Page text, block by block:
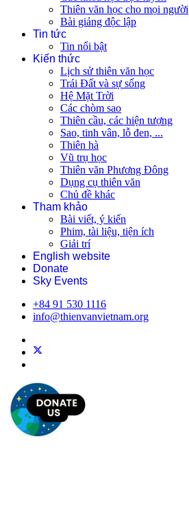
Thiên văn học cho mọi người
Bài giảng độc lập
Tin tức
Tin nổi bật
Kiến thức
Lịch sử thiên văn học
Trái Đất và sự sống
Hệ Mặt Trời
Các chòm sao
Thiên cầu, các hiện tượng
Sao, tinh vân, lỗ đen, ...
Thiên hà
Vũ trụ học
Thiên văn Phương Đông
Dụng cụ thiên văn
Chủ đề khác
Tham khảo
Bài viết, ý kiến
Phim, tài liệu, tiện ích
Giải trí
English website
Donate
Sky Events
+84 91 530 1116
info@thienvanvietnam.org